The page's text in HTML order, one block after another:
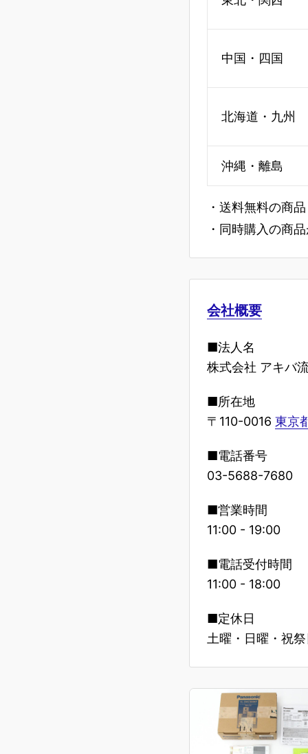
中国・四国
北海道・九州
沖縄・離島
・送料無料の商
・同時購入の商
会社概要
■法人名
株式会社 アキバ
■所在地
〒110-0016 東京
■電話番号
03-5688-7680
■営業時間
11:00 - 19:00
■電話受付時間
11:00 - 18:00
■定休日
土曜・日曜・祝